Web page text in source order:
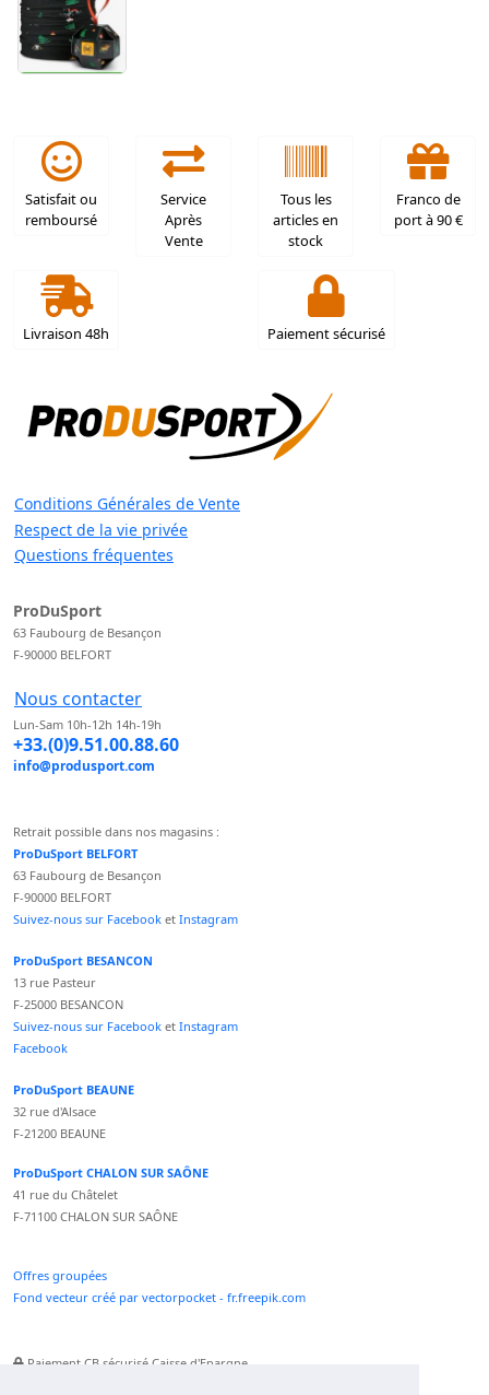
Satisfait ou
remboursé
Service
Après
Vente
Tous les
articles en
stock
Franco de
port à 90 €
Livraison 48h Paiement sécurisé
Conditions Générales de Vente
Respect de la vie privée
Questions fréquentes
ProDuSport
63 Faubourg de Besançon
F-90000 BELFORT
Nous contacter
Lun-Sam 10h-12h 14h-19h
+33.(0)9.51.00.88.60
info@produsport.com
Retrait possible dans nos magasins :
ProDuSport BELFORT
63 Faubourg de Besançon
F-90000 BELFORT
Suivez-nous sur Facebook et Instagram
ProDuSport BESANCON
13 rue Pasteur
F-25000 BESANCON
Suivez-nous sur Facebook et Instagram
Facebook
ProDuSport BEAUNE
32 rue d'Alsace
F-21200 BEAUNE
ProDuSport CHALON SUR SAÔNE
41 rue du Châtelet
F-71100 CHALON SUR SAÔNE
Offres groupées
Fond vecteur créé par vectorpocket - fr.freepik.com
Paiement CB sécurisé Caisse d'Epargne